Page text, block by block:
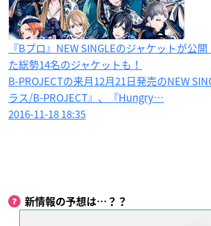
『Bプロ』NEW SINGLEのジャケットが公
た総勢14名のジャケットも！
B-PROJECTの来月12月21日発売のNEW
ラス/B-PROJECT』、『Hungry…
2016-11-18 18:35
新情報の予想は…？？